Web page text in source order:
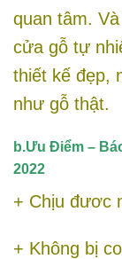
quan tâm.
cửa gỗ tự
thiết kế đẹp,
như gỗ thật.
b.Ưu Điểm –
2022
+ Chịu đươc
+ Không bị